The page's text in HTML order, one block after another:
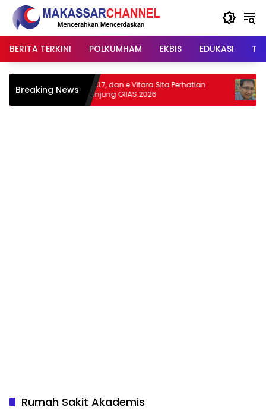
Langsung
konten
BERITA TERKINI
POLKUMHAM EKBIS EDUKASI
Breaking NewsFronx, XL7, dan e Vitara Sita Perhatian
Pengunjung GIIAS 2026
PWI
Jurnalis
Rumah Sakit Akademis